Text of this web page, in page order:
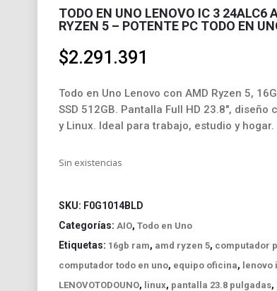
TODO EN UNO LENOVO IC 3 24ALC6
RYZEN 5 – POTENTE PC TODO EN
$2.291.391
Todo en Uno Lenovo con AMD Ryzen 5,
SSD 512GB. Pantalla Full HD 23.8″, diseño
y Linux. Ideal para trabajo, estudio y hogar.
Sin existencias
SKU: F0G1014BLD
Categorías: AIO, Todo en Uno
Etiquetas: 16gb ram, amd ryzen 5, computador
computador todo en uno, equipo oficina, lenovo
LENOVOTODOUNO, linux, pantalla 23.8 pulgadas,